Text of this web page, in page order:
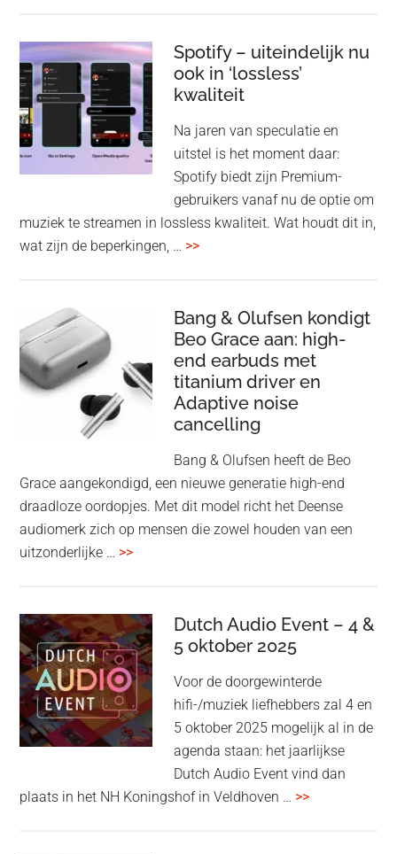
Spotify – uiteindelijk nu
ook in ‘lossless’
kwaliteit
Na jaren van speculatie en
uitstel is het moment daar:
Spotify biedt zijn Premium-
gebruikers vanaf nu de optie om
muziek te streamen in lossless kwaliteit. Wat houdt dit in,
wat zijn de beperkingen, … >>overSpotify
nu
ook
in
‘lossless’
kwaliteit
Bang & Olufsen kondigt
Beo Grace aan: high-
end earbuds met
titanium driver en
Adaptive noise
cancelling
Bang & Olufsen heeft de Beo
Grace aangekondigd, een nieuwe generatie high-end
draadloze oordopjes. Met dit model richt het Deense
audiomerk zich op mensen die zowel houden van een
uitzonderlijke … >>overBang
kondigt
Beo
Grace
aan:
high-
end
earbuds
titanium
Dutch Audio Event – 4 &
5 oktober 2025
Voor de doorgewinterde
hifi-/muziek liefhebbers zal 4 en
5 oktober 2025 mogelijk al in de
agenda staan: het jaarlijkse
Dutch Audio Event vind dan
plaats in het NH Koningshof in Veldhoven … >>overDutch